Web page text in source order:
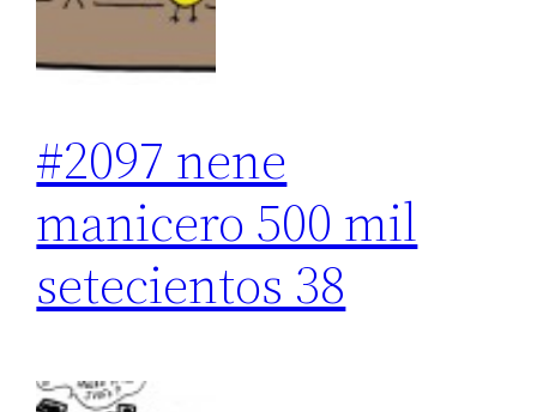
#2097 nene
manicero 500 mil
setecientos 38